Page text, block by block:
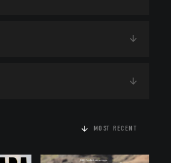
MOST RECENT